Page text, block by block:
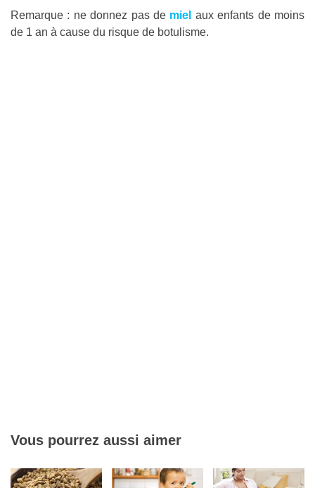
Remarque : ne donnez pas de miel aux enfants de moins
de 1 an à cause du risque de botulisme.
Vous pourrez aussi aimer